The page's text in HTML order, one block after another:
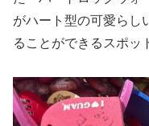
がハート型の可愛らし
ることができるスポッ